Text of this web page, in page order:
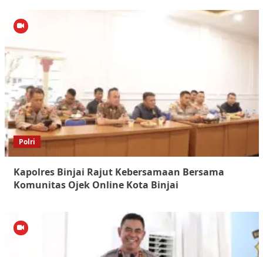
Polri
Kapolres Binjai Rajut Kebersamaan Bersama
Komunitas Ojek Online Kota Binjai